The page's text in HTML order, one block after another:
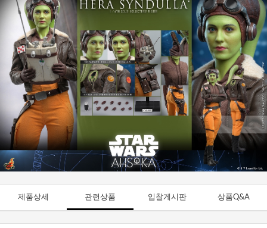
제품상세 관련상품 입찰게시판 상품Q&A